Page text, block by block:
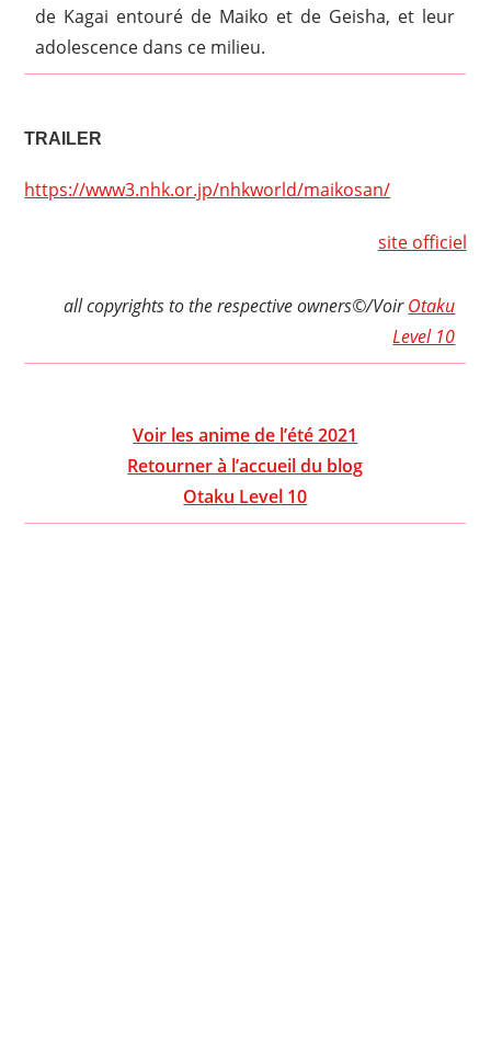
de Kagai entouré de Maiko et de Geisha, et leur
adolescence dans ce milieu.
TRAILER
https://www3.nhk.or.jp/nhkworld/maikosan/
site officiel
all copyrights to the respective owners©/VoirOtaku
Level 10
Voir les anime de l’été 2021
Retourner à l’accueil du blog
Otaku Level 10